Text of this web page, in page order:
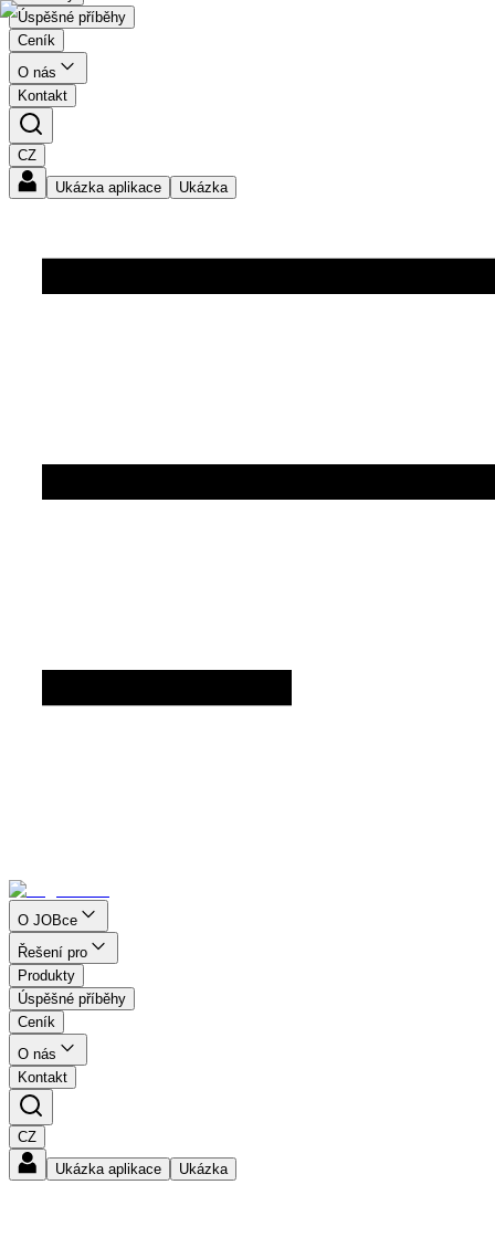
Úspěšné příběhy
Ceník
O nás
Kontakt
CZ
Ukázka aplikace
Ukázka
O JOBce
Řešení pro
Produkty
Úspěšné příběhy
Ceník
O nás
Kontakt
CZ
Ukázka aplikace
Ukázka